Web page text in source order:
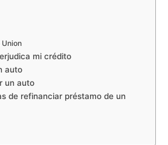
mi crédito
auto
un auto
de refinanciar préstamo de un